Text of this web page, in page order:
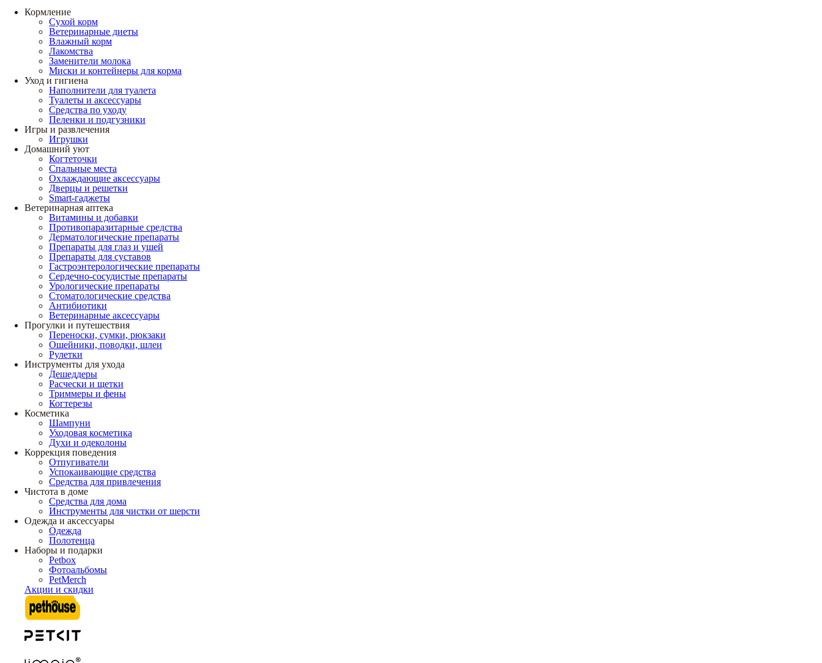
Кормление
Сухой корм
Ветеринарные диеты
Влажный корм
Лакомства
Заменители молока
Миски и контейнеры для корма
Уход и гигиена
Наполнители для туалета
Туалеты и аксессуары
Средства по уходу
Пеленки и подгузники
Игры и развлечения
Игрушки
Домашний уют
Когтеточки
Спальные места
Охлаждающие аксессуары
Дверцы и решетки
Smart-гаджеты
Ветеринарная аптека
Витамины и добавки
Противопаразитарные средства
Дерматологические препараты
Препараты для глаз и ушей
Препараты для суставов
Гастроэнтерологические препараты
Сердечно-сосудистые препараты
Урологические препараты
Стоматологические средства
Антибиотики
Ветеринарные аксессуары
Прогулки и путешествия
Переноски, сумки, рюкзаки
Ошейники, поводки, шлеи
Рулетки
Инструменты для ухода
Дешеддеры
Расчески и щетки
Триммеры и фены
Когтерезы
Косметика
Шампуни
Уходовая косметика
Духи и одеколоны
Коррекция поведения
Отпугиватели
Успокаивающие средства
Средства для привлечения
Чистота в доме
Средства для дома
Инструменты для чистки от шерсти
Одежда и аксессуары
Одежда
Полотенца
Наборы и подарки
Petbox
Фотоальбомы
PetMerch
Акции и скидки